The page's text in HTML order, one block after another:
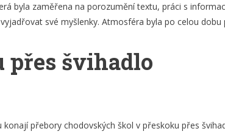
byla zaměřena na porozumění textu, práci s
své myšlenky. Atmosféra byla po celou
přes švihadlo
přebory chodovských škol v přeskoku přes